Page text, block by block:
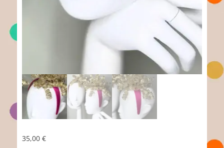
35,00 €